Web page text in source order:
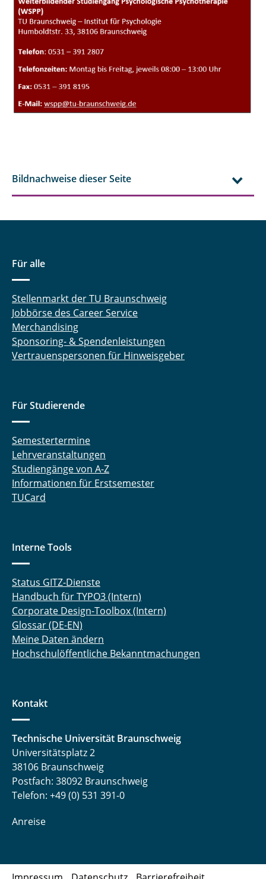
Bildnachweise dieser Seite
Für alle
Stellenmarkt der TU Braunschweig
Jobbörse des Career Service
Merchandising
Sponsoring- & Spendenleistungen
Vertrauenspersonen für Hinweisgeber
Für Studierende
Semestertermine
Lehrveranstaltungen
Studiengänge von A-Z
Informationen für Erstsemester
TUCard
Interne Tools
Status GITZ-Dienste
Handbuch für TYPO3 (Intern)
Corporate Design-Toolbox (Intern)
Glossar (DE-EN)
Meine Daten ändern
Hochschulöffentliche Bekanntmachungen
Kontakt
Technische Universität Braunschweig
Universitätsplatz 2
38106 Braunschweig
Postfach: 38092 Braunschweig
Telefon: +49 (0) 531 391-0
Anreise